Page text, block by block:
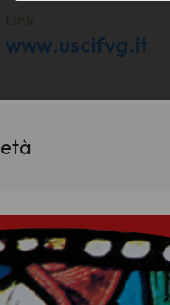
www.uscifvg.it